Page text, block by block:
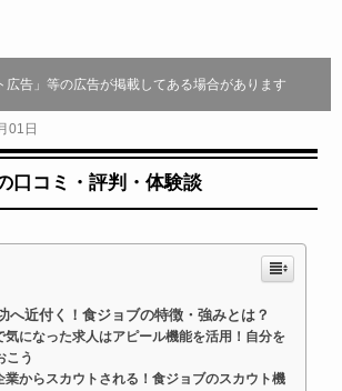
広告」等の広告が掲載してある場合があります
01日
口コミ・評判・体験談
へ近付く！食ジョブの特徴・強みとは？
気になった求人はアピール機能を活用！自分を
こう
業からスカウトされる！食ジョブのスカウト機